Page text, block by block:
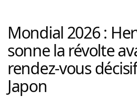
Mondial 2026 :
sonne la révolte
rendez-vous
Japon